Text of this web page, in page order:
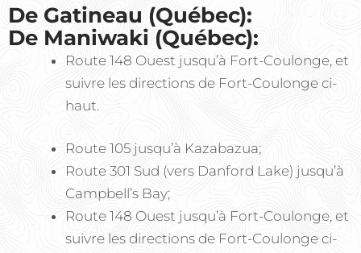
De Gatineau (Québec):
De Maniwaki (Québec):
Route 148 Ouest jusqu’à Fort-Coulonge, et
suivre les directions de Fort-Coulonge ci-
haut.
Route 105 jusqu’à Kazabazua;
Route 301 Sud (vers Danford Lake) jusqu’à
Campbell’s Bay;
Route 148 Ouest jusqu’à Fort-Coulonge, et
suivre les directions de Fort-Coulonge ci-